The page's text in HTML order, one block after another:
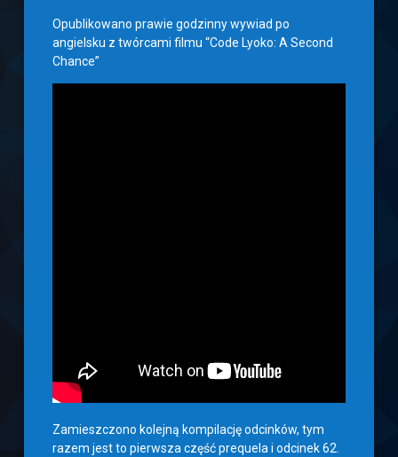
Opublikowano prawie godzinny wywiad po
angielsku z twórcami filmu “Code Lyoko: A Second
Chance”
Zamieszczono kolejną kompilację odcinków, tym
razem jest to pierwsza część prequela i odcinek 62.